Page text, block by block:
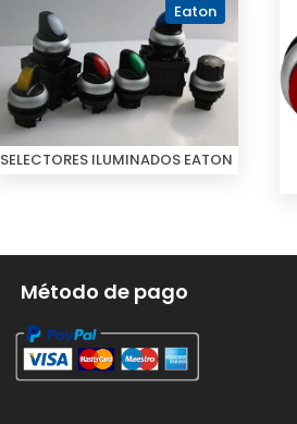
Eaton
SELECTORES ILUMINADOS EATON
Método de pago